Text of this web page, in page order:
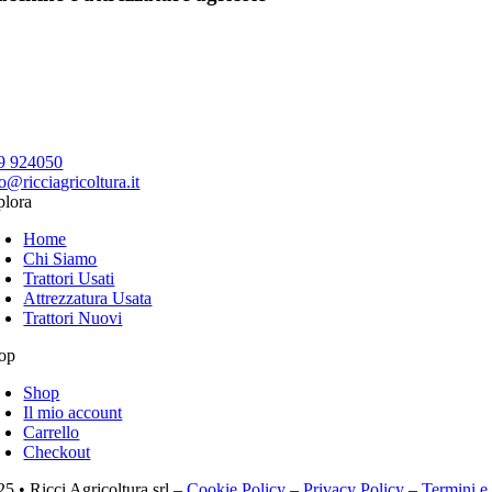
924050
Home
Chi Siamo
Trattori Usati
Attrezzatura Usata
Trattori Nuovi
Shop
Il mio account
Carrello
Checkout